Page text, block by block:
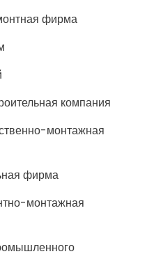
фирма
компания
монтажная
фирма
монтажная